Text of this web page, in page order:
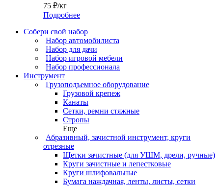
75 ₽/кг
Подробнее
Собери свой набор
Набор автомобилиста
Набор для дачи
Набор игровой мебели
Набор профессионала
Инструмент
Грузоподъемное оборудование
Грузовой крепеж
Канаты
Сетки, ремни стяжные
Стропы
Еще
Абразивный, зачистной инструмент, круги
отрезные
Щетки зачистные (для УШМ, дрели, ручные)
Круги зачистные и лепестковые
Круги шлифовальные
Бумага наждачная, ленты, листы, сетки